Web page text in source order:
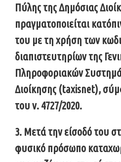
Πύλης της Δημόσιας
πραγματοποιείται
του με τη χρήση των
διαπιστευτηρίων της
Πληροφοριακών
Διοίκησης (taxisnet),
του ν. 4727/2020.
3. Μετά την είσοδό του
φυσικό πρόσωπo